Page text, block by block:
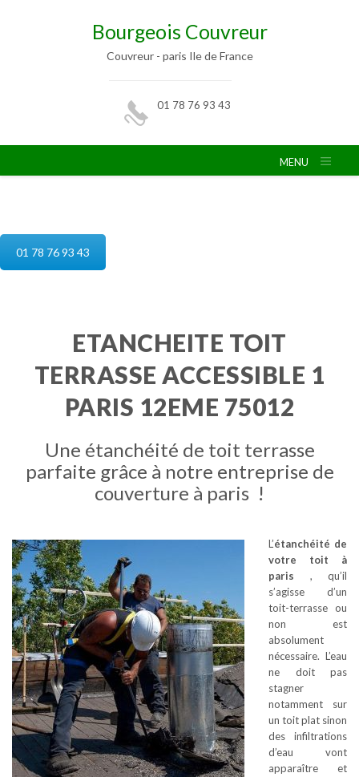
Bourgeois Couvreur
Couvreur - paris Ile de France
01 78 76 93 43
MENU
01 78 76 93 43
ETANCHEITE TOIT
TERRASSE ACCESSIBLE 1
PARIS 12EME 75012
Une étanchéité de toit terrasse
parfaite grâce à notre entreprise de
couverture à paris !
L’étanchéité de
votre toit à
paris , qu’il
s’agisse d’un
toit-terrasse ou
non est
absolument
nécessaire. L’eau
ne doit pas
stagner
notamment sur
un toit plat sinon
des infiltrations
d’eau vont
apparaître et